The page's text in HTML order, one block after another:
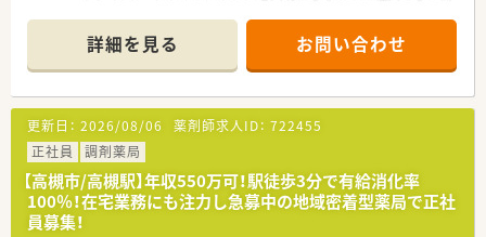
ります。
＊------------------------------------------＊
【店舗情報と応需状況について】
■最寄り駅である高槻駅から徒歩3分の好立地にあり、毎日の通
勤ストレスが少なく快適に通える非常に利便性の高い環境で
す。
■心療内科や精神科を中心に1日約50枚の処方箋を応需してお
り、施設5件と個人60名の在宅業務にも注力している薬局です。
■薬剤師は正社員4名とパート1名が在籍しており、事務員2名と
協力しながら常時2名から3名の体制で安全に調剤しています。
詳細を見る お問い合わせ
更新日： 2026/08/06 薬剤師求人ID： 722455
正社員
調剤薬局
【高槻市/高槻駅】年収550万可！駅徒歩3分で有給消化率
100％！在宅業務にも注力し急募中の地域密着型薬局で正社
員募集！